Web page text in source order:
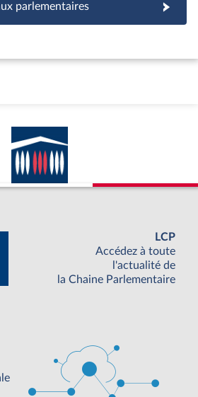
parlementaires
LCP
Accédez à toute
l'actualité de
la Chaine Parlementaire